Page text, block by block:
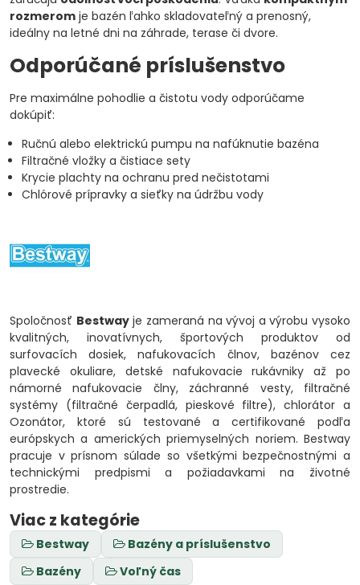
rozmerom je bazén ľahko skladovateľný a prenosný,
ideálny na letné dni na záhrade, terase či dvore.
Odporúčané príslušenstvo
Pre maximálne pohodlie a čistotu vody odporúčame
dokúpiť:
Ručnú alebo elektrickú pumpu na nafúknutie bazéna
Filtračné vložky a čistiace sety
Krycie plachty na ochranu pred nečistotami
Chlórové prípravky a sieťky na údržbu vody
Spoločnosť Bestwayje zameraná na vývoj a výrobu vysoko
kvalitných, inovatívnych, športových produktov od
surfovacích dosiek, nafukovacích člnov, bazénov cez
plavecké okuliare, detské nafukovacie rukávniky až po
námorné nafukovacie člny, záchranné vesty, filtračné
systémy (filtračné čerpadlá, pieskové filtre), chlorátor a
Ozonátor, ktoré sú testované a certifikované podľa
európskych a amerických priemyselných noriem. Bestway
pracuje v prísnom súlade so všetkými bezpečnostnými a
technickými predpismi a požiadavkami na životné
prostredie.
Viac z kategórie
Bestway
Bazény a príslušenstvo
Bazény
Voľný čas